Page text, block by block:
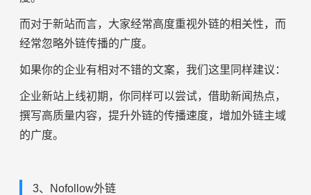
而对于新站而言，大家经常高度重视外链的相关性，而
经常忽略外链传播的广度。
如果你的企业有相对不错的文案，我们这里同样建议：
企业新站上线初期，你同样可以尝试，借助新闻热点，
撰写高质量内容，提升外链的传播速度，增加外链主域
的广度。
3、Nofollow外链